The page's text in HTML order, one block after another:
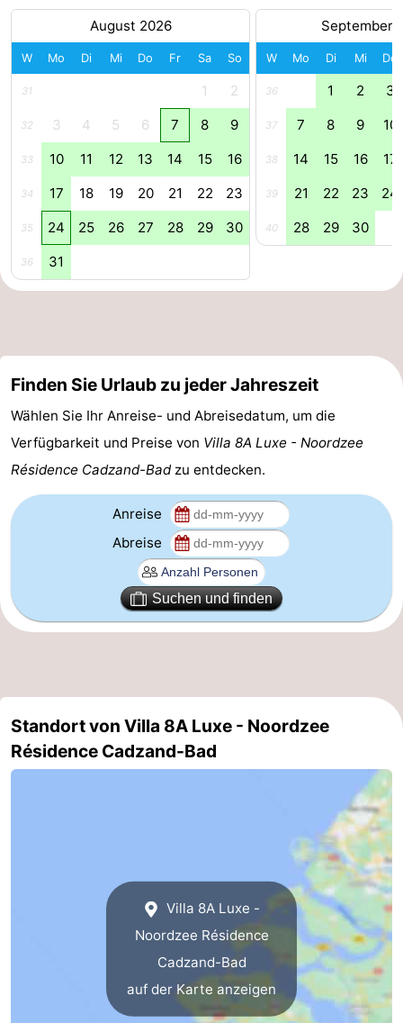
Route
Parken
Reisebuchshop
Medizin
Adressen
Region
Zeeland
-
Veere
-
Domburg
-
Zoutelande
-
Vlissingen
-
Vlaanderen
-
Nieuwvliet
Sluis
-
Cadzand-
-
August 2026
W Mo Di Mi Do Fr Sa So
31 1 2
32 3 4 5 6 7 8 9
33 10 11 12 13 14 15 16
34 17 18 19 20 21 22 23
35 24 25 26 27 28 29 30
36 31
September
W Mo Di Mi Do
36 1 2 3
37 7 8 9 10
38 14 15 16 17
39 21 22 23 24
40 28 29 30
Finden Sie Urlaub zu jeder Jahreszeit
Wählen Sie Ihr Anreise- und Abreisedatum, um die
Verfügbarkeit und Preise von Villa 8A Luxe - Noordzee
Résidence Cadzand-Badzu entdecken.
Anreise
Abreise
Suchen und finden
Standort von Villa 8A Luxe - Noordzee
Résidence Cadzand-Bad
Villa 8A Luxe -
Noordzee Résidence
Cadzand-Bad
auf der Karte anzeigen